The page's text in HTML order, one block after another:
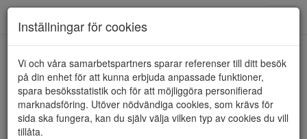
HEM ROSA NEGRA
Inställningar för cookies
Vi och våra samarbetspartners sparar referenser till ditt besök
på din enhet för att kunna erbjuda anpassade funktioner,
spara besöksstatistik och för att möjliggöra personifierad
marknadsföring. Utöver nödvändiga cookies, som krävs för
sida ska fungera, kan du själv välja vilken typ av cookies du vill
tillåta.